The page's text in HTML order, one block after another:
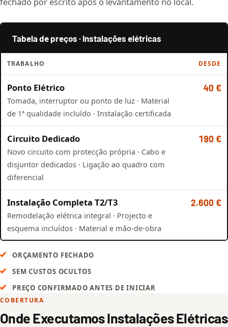
Tabela de preços · Instalações elétricas
TRABALHO DESDE
Ponto Elétrico
Tomada, interruptor ou ponto de luz · Material
de 1ª qualidade incluído · Instalação certificada
40 €
Circuito Dedicado
Novo circuito com protecção própria · Cabo e
disjuntor dedicados · Ligação ao quadro com
diferencial
190 €
Instalação Completa T2/T3
Remodelação elétrica integral · Projecto e
esquema incluídos · Material e mão-de-obra
2.600 €
ORÇAMENTO FECHADO
SEM CUSTOS OCULTOS
PREÇO CONFIRMADO ANTES DE INICIAR
COBERTURA
Onde Executamos Instalações Elétricas